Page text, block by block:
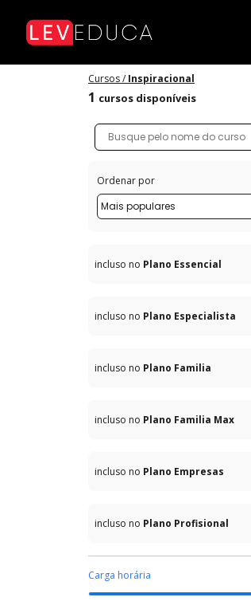
Cursos / Inspiracional
1 cursos disponíveis
Ordenar por
incluso no Plano Essencial
incluso no Plano Especialista
incluso no Plano Familia
incluso no Plano Familia Max
incluso no Plano Empresas
incluso no Plano Profisional
Carga horária